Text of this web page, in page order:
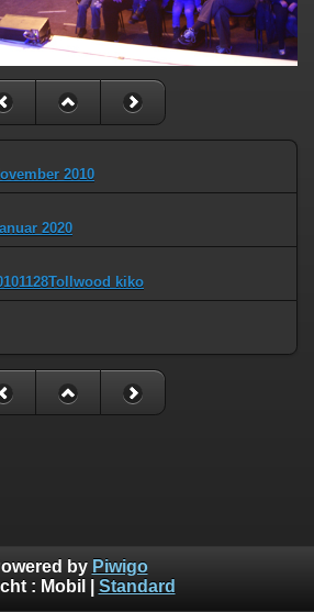
2010
2020
kiko
by Piwigo
: Mobil Standard